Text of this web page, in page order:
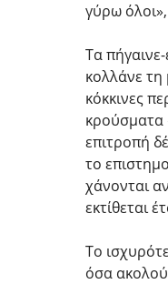
γύρω
Τα
κολλάνε τη
κόκκινες
κρούσματα
επιτροπή
το
χάνονται
εκτίθεται
Το
όσα